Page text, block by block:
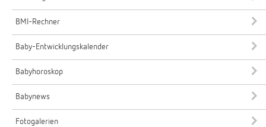
BMI-Rechner
Baby-Entwicklungskalender
Babyhoroskop
Babynews
Fotogalerien